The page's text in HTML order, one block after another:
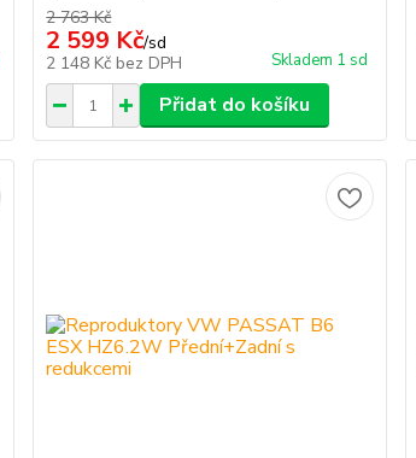
2 763 Kč
2 599 Kč/sd
2 148 Kč bez DPH Skladem 1 sd
Přidat do košíku